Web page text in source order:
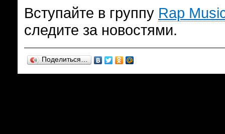
Вступайте в группу Rap
следите за новостями.
Поделиться…